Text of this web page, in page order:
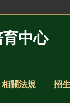
中心
相關法規 招